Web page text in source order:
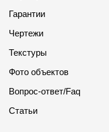
Гарантии
Чертежи
Текстуры
Фото объектов
Вопрос-ответ/Faq
Статьи